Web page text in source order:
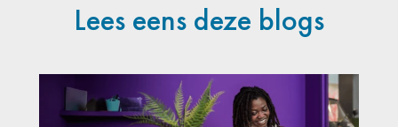
Lees eens deze blogs